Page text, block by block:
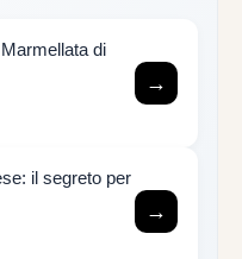
di
→
il segreto per
→